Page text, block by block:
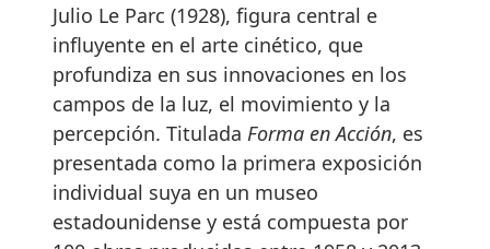
Julio Le Parc (1928), figura central e
influyente en el arte cinético, que
profundiza en sus innovaciones en los
campos de la luz, el movimiento y la
percepción. Titulada Forma en Acción, es
presentada como la primera exposición
individual suya en un museo
estadounidense y está compuesta por